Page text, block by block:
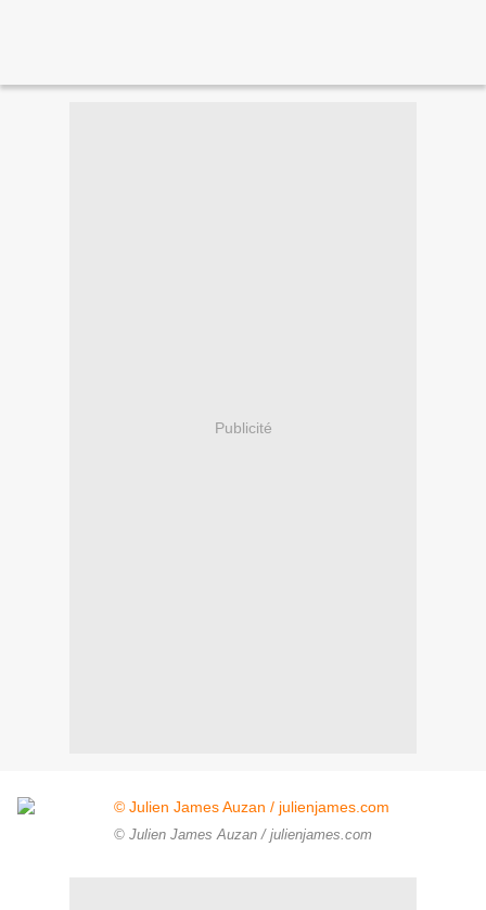
Publicité
© Julien James Auzan / julienjames.com